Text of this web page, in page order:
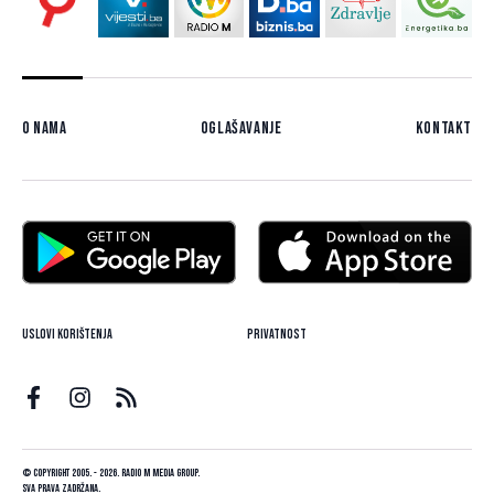
O nama Oglašavanje Kontakt
Uslovi korištenja Privatnost
© Copyright 2005. - 2026. Radio M Media Group.
Sva prava zadržana.